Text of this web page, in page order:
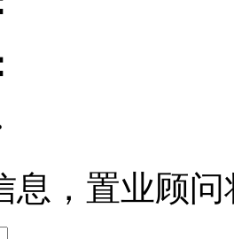
息，置业顾